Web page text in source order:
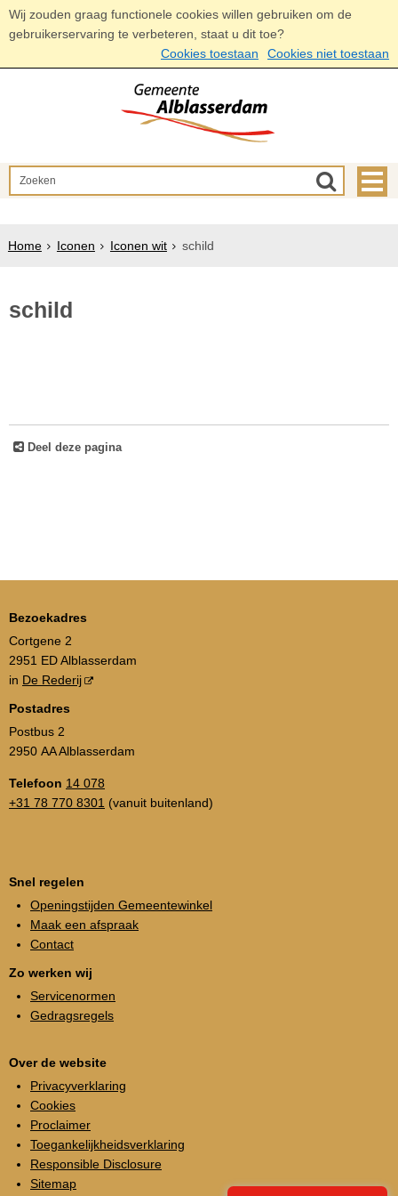
Wij zouden graag functionele cookies willen gebruiken om de
gebruikerservaring te verbeteren, staat u dit toe?
Cookies toestaan
Cookies niet toestaan
Home Iconen Iconen wit schild
schild
Deel deze pagina
Bezoekadres
Cortgene 2
2951 ED Alblasserdam
in De Rederij
Postadres
Postbus 2
2950 AA Alblasserdam
Telefoon 14 078
+31 78 770 8301 (vanuit buitenland)
Snel regelen
Openingstijden Gemeentewinkel
Maak een afspraak
Contact
Zo werken wij
Servicenormen
Gedragsregels
Over de website
Privacyverklaring
Cookies
Proclaimer
Toegankelijkheidsverklaring
Responsible Disclosure
Sitemap